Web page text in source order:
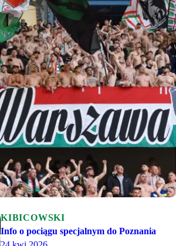
KIBICOWSKI
Info o pociągu specjalnym do Poznania